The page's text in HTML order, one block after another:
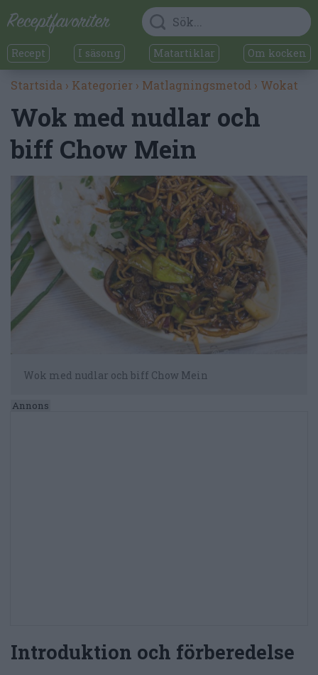
Recept I säsong Matartiklar Om kocken
Startsida › Kategorier › Matlagningsmetod › Wokat
Wok med nudlar och
biff Chow Mein
Wok med nudlar och biff Chow Mein
Introduktion och förberedelse